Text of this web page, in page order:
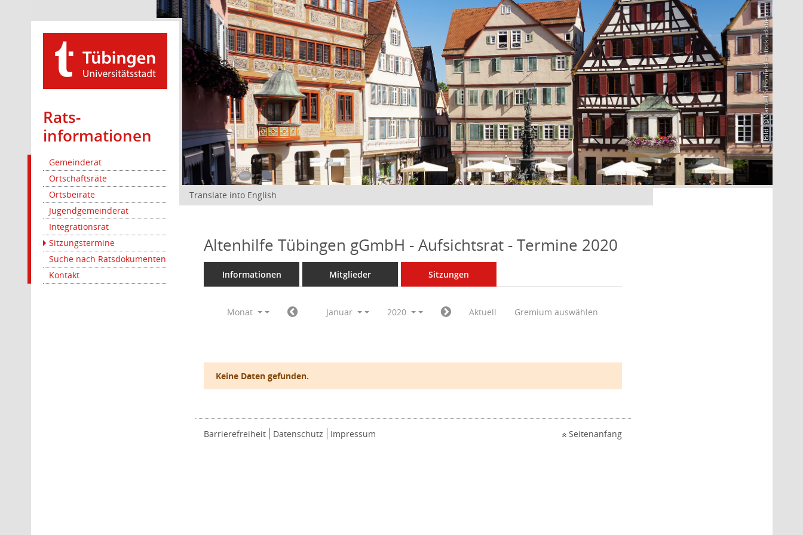
Rats­
informationen
Gemeinderat
Ortschaftsräte
Ortsbeiräte
Jugendgemeinderat
Integrationsrat
Sitzungstermine
Suche nach Ratsdokumenten
Kontakt
Bild: @Manuel Schönfeld – stock.adobe.com
Translate into English
Altenhilfe Tübingen gGmbH - Aufsichtsrat - Termine 2020
Informationen Mitglieder Sitzungen
Monat Januar 2020 Aktuell Gremium auswählen
Keine Daten gefunden.
Barrierefreiheit Datenschutz Impressum Seitenanfang